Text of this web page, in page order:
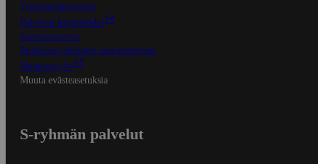
Tietosuojakäytäntö
Palvelun käyttöehdot
Saavutettavuus
Mobiilisovelluksen saavutettavuus
Mainostajalle
Muuta evästeasetuksia
S-ryhmän palvelut